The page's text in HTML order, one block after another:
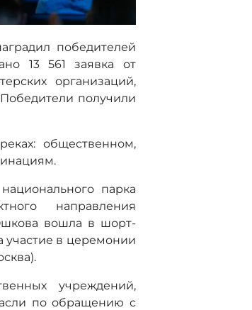
победителей
13 561 заявка от
организаций,
получили
общественном,
парка
направления
вошла в шорт-
участие в церемонии
учреждений,
по обращению с